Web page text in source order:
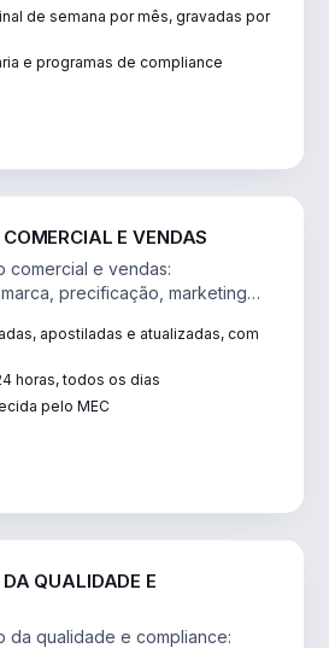
de semana por mês, gravadas por
e programas de compliance
E VENDAS
comercial e vendas:
precificação, marketing
apostiladas e atualizadas, com
horas, todos os dias
pelo MEC
QUALIDADE E
da qualidade e compliance: